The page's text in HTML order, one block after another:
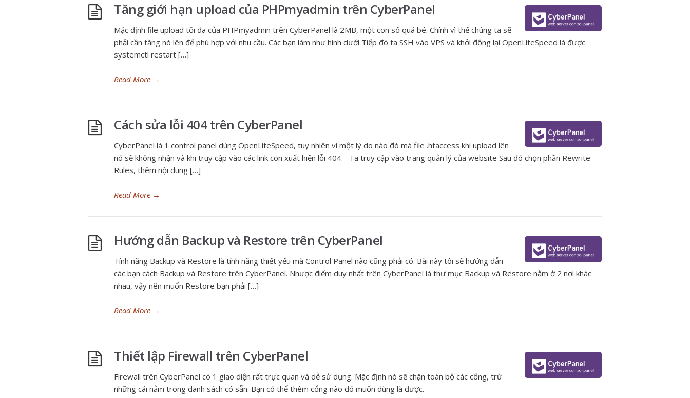
Tăng giới hạn upload của PHPmyadmin trên CyberPanel
Mặc định file upload tối đa của PHPmyadmin trên CyberPanel là 2MB, một con số quá bé. Chính vì thế chúng ta sẽ
phải cần tăng nó lên để phù hợp với nhu cầu. Các bạn làm như hình dưới Tiếp đó ta SSH vào VPS và khởi động lại OpenLiteSpeed là được.
systemctl restart […]
Read More →
Cách sửa lỗi 404 trên CyberPanel
CyberPanel là 1 control panel dùng OpenLiteSpeed, tuy nhiên vì một lý do nào đó mà file .htaccess khi upload lên
nó sẽ không nhận và khi truy cập vào các link con xuất hiện lỗi 404. Ta truy cập vào trang quản lý của website Sau đó chọn phần Rewrite
Rules, thêm nội dung […]
Read More →
Hướng dẫn Backup và Restore trên CyberPanel
Tính năng Backup và Restore là tính năng thiết yếu mà Control Panel nào cũng phải có. Bài này tôi sẽ hướng dẫn
các bạn cách Backup và Restore trên CyberPanel. Nhược điểm duy nhất trên CyberPanel là thư mục Backup và Restore nằm ở 2 nơi khác
nhau, vậy nên muốn Restore bạn phải […]
Read More →
Thiết lập Firewall trên CyberPanel
Firewall trên CyberPanel có 1 giao diện rất trực quan và dễ sử dụng. Mặc định nó sẽ chặn toàn bộ các cổng, trừ
những cái nằm trong danh sách có sẵn. Bạn có thể thêm cổng nào đó muốn dùng là được.